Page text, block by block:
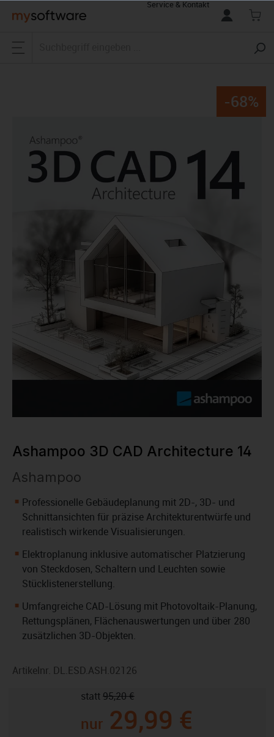
springen
Service & Kontakt
-68%
Ashampoo 3D CAD Architecture 14
Ashampoo
Professionelle Gebäudeplanung mit 2D-, 3D- und
Schnittansichten für präzise Architekturentwürfe und
realistisch wirkende Visualisierungen.
Elektroplanung inklusive automatischer Platzierung
von Steckdosen, Schaltern und Leuchten sowie
Stücklistenerstellung.
Umfangreiche CAD-Lösung mit Photovoltaik-Planung,
Rettungsplänen, Flächenauswertungen und über 280
zusätzlichen 3D-Objekten.
Artikelnr. DL.ESD.ASH.02126
nur 29,99 €
statt95,20 €